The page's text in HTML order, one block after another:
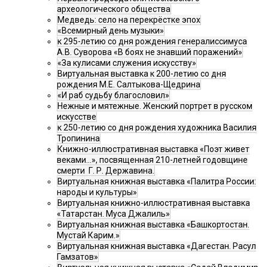
археологического общества
Медведь: село на перекрёстке эпох
«Всемирный день музыки»
к 295-летию со дня рождения генералиссимуса
А.В. Суворова «В боях не знавший поражений»
«За кулисами служения искусству»
Виртуальная выставка к 200-летию со дня
рождения М.Е. Салтыкова-Щедрина
«И раб судьбу благословил»
Нежные и мятежные. Женский портрет в русском
искусстве
к 250-летию со дня рождения художника Василия
Тропинина
Книжно-иллюстративная выставка «Поэт живет
веками…», посвященная 210-летней годовщине
смерти Г. Р. Державина.
Виртуальная книжная выставка «Палитра России:
народы и культуры»
Виртуальная книжно-иллюстративная выставка
«Татарстан. Муса Джалиль»
Виртуальная книжная выставка «Башкортостан.
Мустай Карим.»
Виртуальная книжная выставка «Дагестан. Расул
Гамзатов»